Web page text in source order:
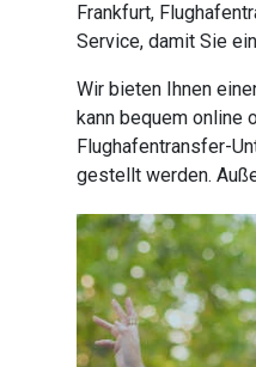
Frankfurt,
Service, damit Sie
Wir bieten Ihnen
kann bequem online
Flughafentransfer-
gestellt werden.